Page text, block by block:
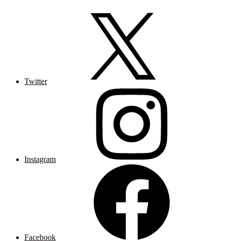
Twitter
Instagram
Facebook